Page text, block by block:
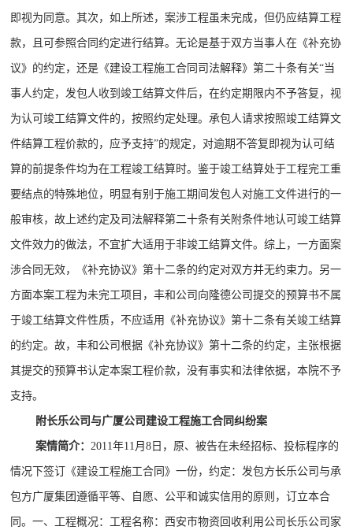
即视为同意。其次，如上所述，案涉工程虽未完成，但仍应结算工程
款，且可参照合同约定进行结算。无论是基于双方当事人在《补充协
议》的约定，还是《建设工程施工合同司法解释》第二十条有关“当
事人约定，发包人收到竣工结算文件后，在约定期限内不予答复，视
为认可竣工结算文件的，按照约定处理。承包人请求按照竣工结算文
件结算工程价款的，应予支持”的规定，对逾期不答复即视为认可结
算的前提条件均为在工程竣工结算时。鉴于竣工结算处于工程完工重
要结点的特殊地位，明显有别于施工期间发包人对施工文件进行的一
般审核，故上述约定及司法解释第二十条有关附条件地认可竣工结算
文件效力的做法，不宜扩大适用于非竣工结算文件。综上，一方面案
涉合同无效，《补充协议》第十二条的约定对双方并无约束力。另一
方面本案工程为未完工项目，丰和公司向隆德公司提交的预算书不属
于竣工结算文件性质，不应适用《补充协议》第十二条有关竣工结算
的约定。故，丰和公司根据《补充协议》第十二条的约定，主张根据
其提交的预算书认定本案工程价款，没有事实和法律依据，本院不予
支持。
附长乐公司与广厦公司建设工程施工合同纠纷案
案情简介：2011年11月8日，原、被告在未经招标、投标程序的
情况下签订《建设工程施工合同》一份，约定：发包方长乐公司与承
包方广厦集团遵循平等、自愿、公平和诚实信用的原则，订立本合
同。一、工程概况：工程名称：西安市物资回收利用公司长乐公司家